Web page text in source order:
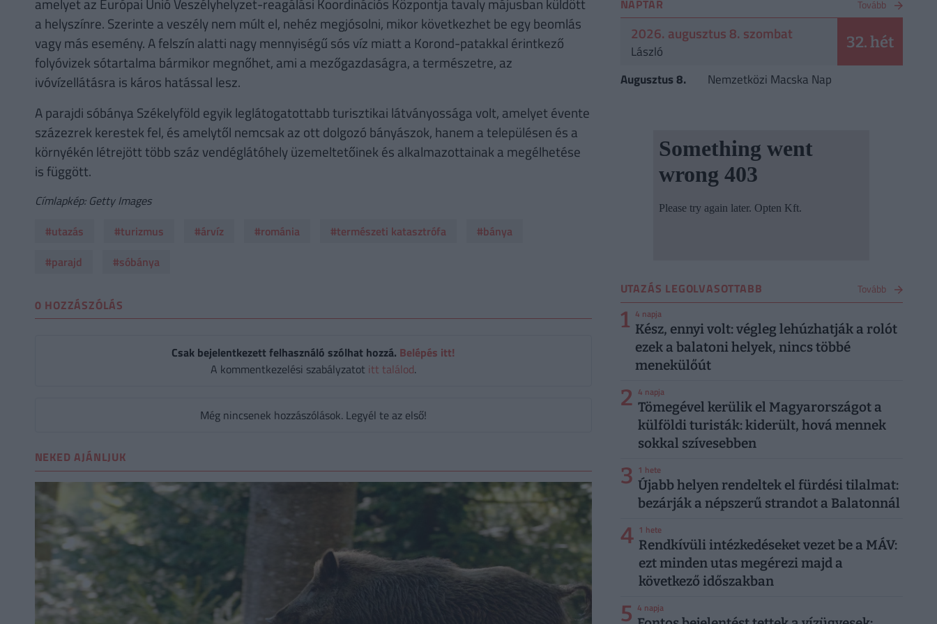
a helyszínre. Szerinte a veszély nem múlt el, nehéz megjósolni, mikor következhet be egy beomlás
vagy más esemény. A felszín alatti nagy mennyiségű sós víz miatt a Korond-patakkal érintkező
folyóvizek sótartalma bármikor megnőhet, ami a mezőgazdaságra, a természetre, az
ivóvízellátásra is káros hatással lesz.
A parajdi sóbánya Székelyföld egyik leglátogatottabb turisztikai látványossága volt, amelyet évente
százezrek kerestek fel, és amelytől nemcsak az ott dolgozó bányászok, hanem a településen és a
környékén létrejött több száz vendéglátóhely üzemeltetőinek és alkalmazottainak a megélhetése
is függött.
Címlapkép: Getty Images
#utazás
#turizmus #árvíz #románia #természeti katasztrófa
#bánya
#parajd
#sóbánya
0 HOZZÁSZÓLÁS
Csak bejelentkezett felhasználó szólhat hozzá. Belépés itt!
A kommentkezelési szabályzatot itt találod.
Még nincsenek hozzászólások. Legyél te az első!
NEKED AJÁNLJUK
NAPTÁR Tovább
2026. augusztus 8. szombat
László 32. hét
Augusztus 8. Nemzetközi Macska Nap
UTAZÁS LEGOLVASOTTABB Tovább
1 4 napja
Kész, ennyi volt: végleg lehúzhatják a rolót
ezek a balatoni helyek, nincs többé
menekülőút
2 4 napja
Tömegével kerülik el Magyarországot a
külföldi turisták: kiderült, hová mennek
sokkal szívesebben
3 1 hete
Újabb helyen rendeltek el fürdési tilalmat:
bezárják a népszerű strandot a Balatonnál
4 1 hete
Rendkívüli intézkedéseket vezet be a MÁV:
ezt minden utas megérezi majd a
következő időszakban
5 4 napja